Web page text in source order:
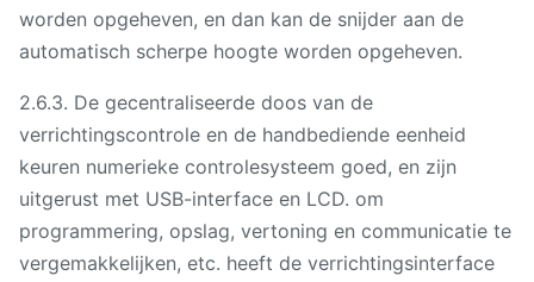
worden opgeheven, en dan kan de snijder aan de
automatisch scherpe hoogte worden opgeheven.
2.6.3. De gecentraliseerde doos van de
verrichtingscontrole en de handbediende eenheid
keuren numerieke controlesysteem goed, en zijn
uitgerust met USB-interface en LCD. om
programmering, opslag, vertoning en communicatie te
vergemakkelijken, etc. heeft de verrichtingsinterface